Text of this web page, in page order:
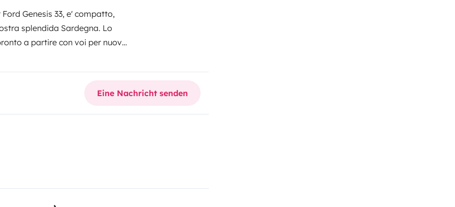
Genesis 33, e' compatto,
splendida Sardegna. Lo
a partire con voi per nuove
perdere la tua
>facilissimo da guidare e
A bordo troverete :Letto
trasformabile.Cucina
per carico, 1 bombola gas,
Eine Nachricht senden